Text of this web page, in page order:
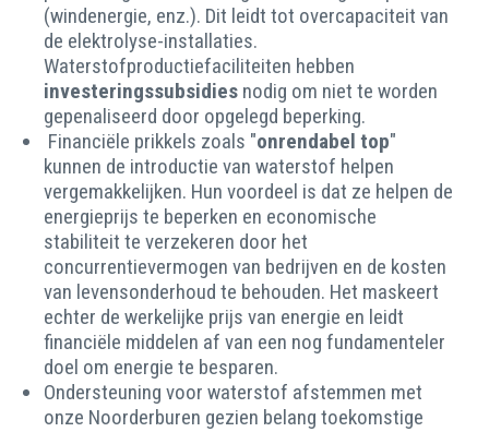
(windenergie, enz.). Dit leidt tot overcapaciteit van
de elektrolyse-installaties.
Waterstofproductiefaciliteiten hebben
investeringssubsidies nodig om niet te worden
gepenaliseerd door opgelegd beperking.
Financiële prikkels zoals "onrendabel top"
kunnen de introductie van waterstof helpen
vergemakkelijken. Hun voordeel is dat ze helpen de
energieprijs te beperken en economische
stabiliteit te verzekeren door het
concurrentievermogen van bedrijven en de kosten
van levensonderhoud te behouden. Het maskeert
echter de werkelijke prijs van energie en leidt
financiële middelen af van een nog fundamenteler
doel om energie te besparen.
Ondersteuning voor waterstof afstemmen met
onze Noorderburen gezien belang toekomstige